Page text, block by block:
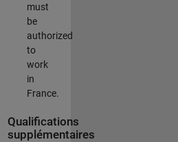
must
be
authorized
to
work
in
France.
Qualifications
supplémentaires